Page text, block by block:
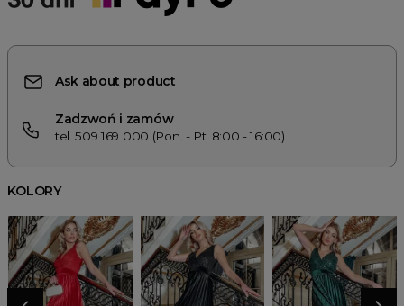
Ask about product
Zadzwoń i zamów
tel. 509 169 000 (Pon. - Pt. 8:00 - 16:00)
KOLORY